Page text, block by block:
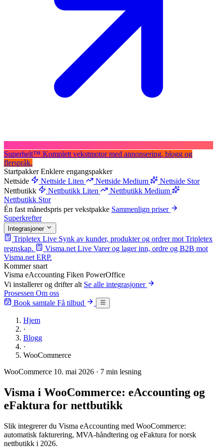
Superhelt™ Komplett vekstmotor med annonsering, blogg og
flerspråk.
StartpakkerEnklere engangspakker
Nettside
Nettside Liten Nettside Medium
Nettside Stor
Nettbutikk
Nettbutikk Liten
Nettbutikk Medium
Nettbutikk Stor
Én fast månedspris per vekstpakke Sammenlign priser
Superkrefter
Integrasjoner
Tripletex Live Synk av kunder, produkter og ordrer mot Tripletex
regnskap.
Visma.net Live Varer og lager inn, ordre og B2B mot
Visma.net ERP.
Kommer snart
Visma eAccounting Fiken PowerOffice
Vi installerer og drifter alt Se alle integrasjoner
Prosessen Om oss
Book samtale Få tilbud
Hjem
·
Blogg
·
WooCommerce
WooCommerce 10. mai 2026 · 7 min lesning
Visma i WooCommerce: eAccounting og
eFaktura for nettbutikk
Slik integrerer du Visma eAccounting med WooCommerce:
automatisk fakturering, MVA-håndtering og eFaktura for norsk
nettbutikk i 2026.